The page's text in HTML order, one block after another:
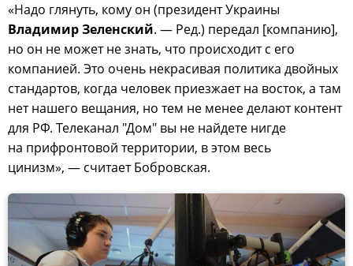
«Надо глянуть, кому он (президент Украины
Владимир Зеленский. — Ред.) передал [компанию],
но он не может не знать, что происходит с его
компанией. Это очень некрасивая политика двойных
стандартов, когда человек приезжает на восток, а там
нет нашего вещания, но тем не менее делают контент
для РФ. Телеканал "Дом" вы не найдете нигде
на прифронтовой территории, в этом весь
цинизм», — считает Бобровская.